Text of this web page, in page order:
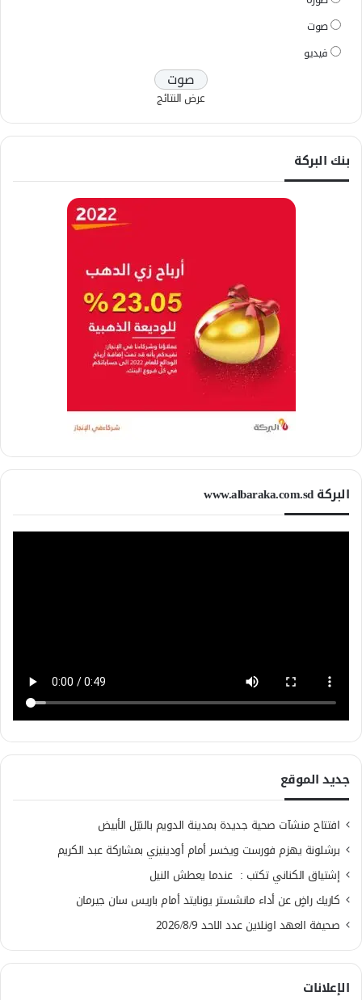
صوت
فيديو
عرض النتائج
بنك البركة
البركة www.albaraka.com.sd
جديد الموقع
افتتاح منشآت صحية جديدة بمدينة الدويم بالنيّل الأبيض
برشلونة يهزم فورست ويخسر أمام أودينيزي بمشاركة عبد الكريم
إشتياق الكناني تكتب : عندما يعطش النيل
كاريك راضٍ عن أداء مانشستر يونايتد أمام باريس سان جيرمان
صحيفة العهد اونلاين عدد الاحد 2026/8/9
الإعلانات